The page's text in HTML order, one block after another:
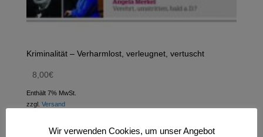
Kriminalität – Verharmlost, verleugnet, vertuscht
8,00€
Enthält 7% MwSt.
zzgl. Versand
Wir verwenden Cookies, um unser Angebot